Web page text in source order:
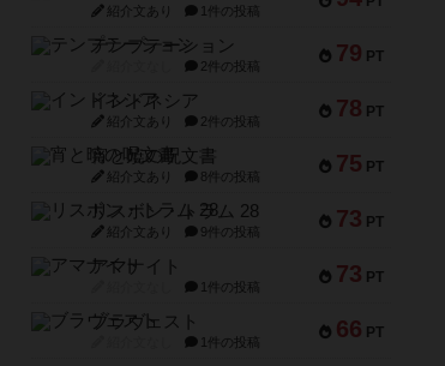
紹介文あり 1件の投稿
79 PT
テンプテーション
2件の投稿
78 PT
インドネシア
紹介文あり 2件の投稿
75 PT
宵と暁の呪文書
紹介文あり 8件の投稿
73 PT
リスボン・トラム 28
紹介文あり 9件の投稿
73 PT
アマナイト
1件の投稿
66 PT
ブラヴェスト
1件の投稿